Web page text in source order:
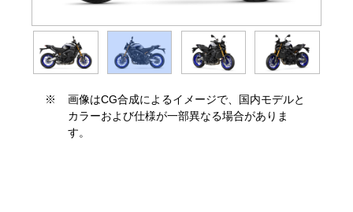
※
画像はCG合成によるイメージで、国内モデルと
カラーおよび仕様が一部異なる場合がありま
す。